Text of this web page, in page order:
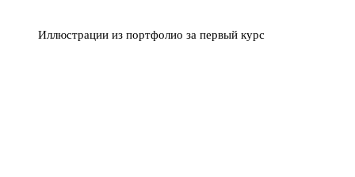
Иллюстрации из портфолио за первый курс